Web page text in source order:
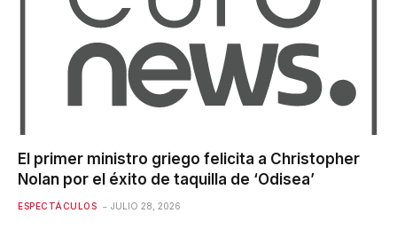
El primer ministro griego felicita a Christopher
Nolan por el éxito de taquilla de ‘Odisea’
ESPECTÁCULOS JULIO 28, 2026